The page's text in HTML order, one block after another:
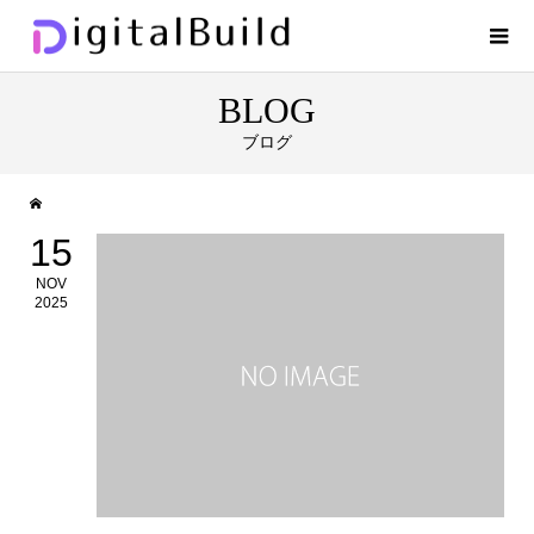
BLOG
ブログ
15
NOV
2025